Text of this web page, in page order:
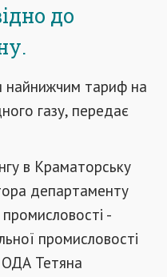
до
найнижчим тариф на
газу, передає
в Краматорську
департаменту
-
промисловості
ОДА Тетяна